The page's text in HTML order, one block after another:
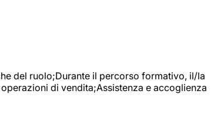
del ruolo;Durante il percorso formativo, il/la
di vendita;Assistenza e accoglienza